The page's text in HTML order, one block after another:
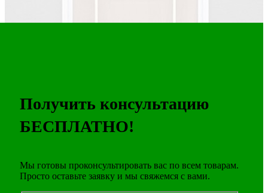
Получить консультацию
БЕСПЛАТНО!
Мы готовы проконсультировать вас по всем товарам.
Просто оставьте заявку и мы свяжемся с вами.